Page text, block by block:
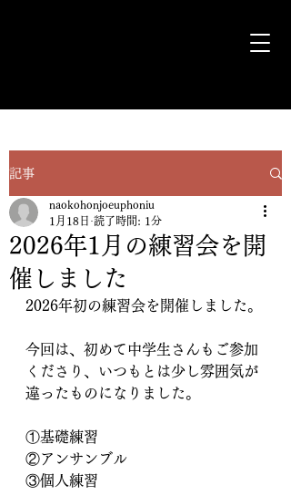
記事
2026年1月の練習会を開
催しました
naokohonjoeuphoniu
1月18日 読了時間: 1分
2026年初の練習会を開催しました。
今回は、初めて中学生さんもご参加
くださり、いつもとは少し雰囲気が
違ったものになりました。
①基礎練習
②アンサンブル
③個人練習